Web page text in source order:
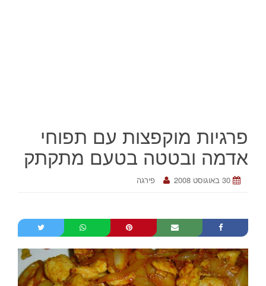
פרגיות מוקפצות עם תפוחי
אדמה ובטטה בטעם מתקתק
30 באוגוסט 2008 פירגה